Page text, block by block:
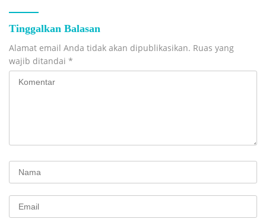
Tinggalkan Balasan
Alamat email Anda tidak akan dipublikasikan. Ruas yang
wajib ditandai *